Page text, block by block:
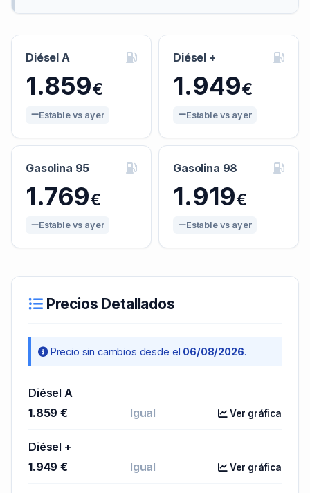
Diésel A
1.859€
Estable vs ayer
Diésel +
1.949€
Estable vs ayer
Gasolina 95
1.769€
Estable vs ayer
Gasolina 98
1.919€
Estable vs ayer
Precios Detallados
Precio sin cambios desde el 06/08/2026.
Diésel A
1.859 €
Igual Ver gráfica
Diésel +
1.949 €
Igual Ver gráfica